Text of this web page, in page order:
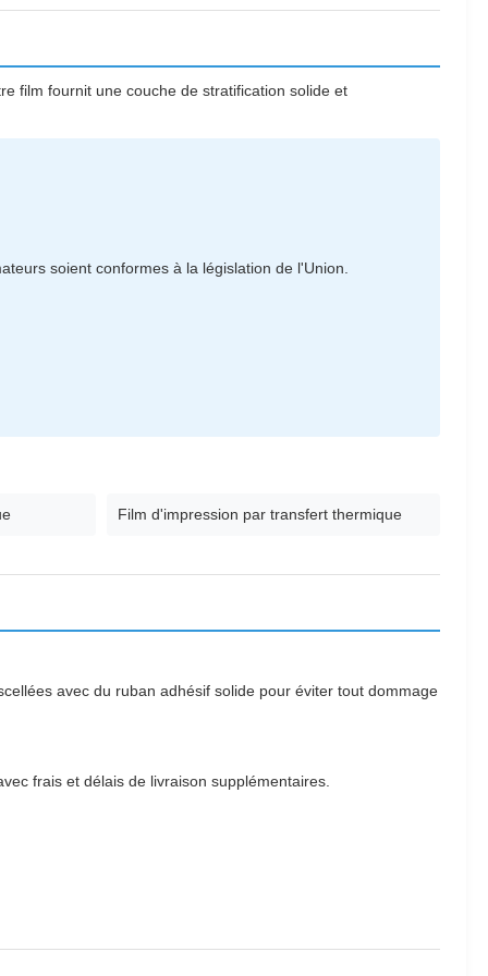
film fournit une couche de stratification solide et
soient conformes à la législation de l'Union.
Film d'impression par transfert thermique
avec du ruban adhésif solide pour éviter tout dommage
frais et délais de livraison supplémentaires.